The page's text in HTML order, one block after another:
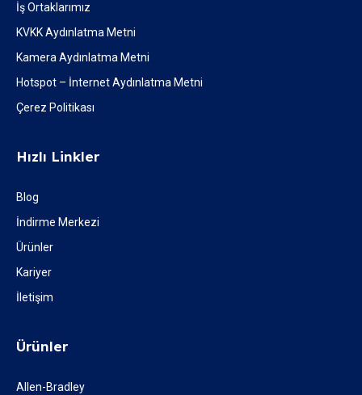
İş Ortaklarımız
KVKK Aydınlatma Metni
Kamera Aydınlatma Metni
Hotspot – İnternet Aydınlatma Metni
Çerez Politikası
Hızlı Linkler
Blog
İndirme Merkezi
Ürünler
Kariyer
İletişim
Ürünler
Allen-Bradley